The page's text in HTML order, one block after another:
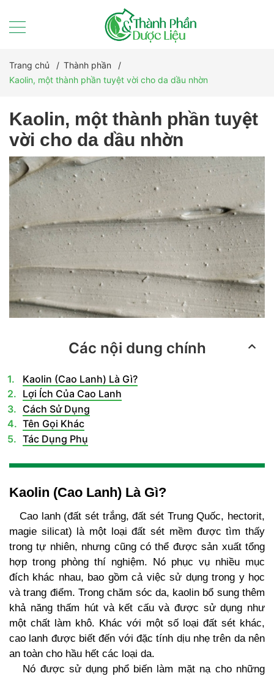
Trang chủ / Thành phần
/
Kaolin, một thành phần tuyệt vời cho da dầu nhờn
Kaolin, một thành phần tuyệt
vời cho da dầu nhờn
Các nội dung chính
Kaolin (Cao Lanh) Là Gì?
Lợi Ích Của Cao Lanh
Cách Sử Dụng
Tên Gọi Khác
Tác Dụng Phụ
Kaolin (Cao Lanh) Là Gì?
Cao lanh (đất sét trắng, đất sét Trung Quốc, hectorit,
magie silicat) là một loại đất sét mềm được tìm thấy
trong tự nhiên, nhưng cũng có thể được sản xuất tổng
hợp trong phòng thí nghiệm. Nó phục vụ nhiều mục
đích khác nhau, bao gồm cả việc sử dụng trong y học
và trang điểm. Trong chăm sóc da, kaolin bổ sung thêm
khả năng thấm hút và kết cấu và được sử dụng như
một chất làm khô. Khác với một số loại đất sét khác,
cao lanh được biết đến với đặc tính dịu nhẹ trên da nên
an toàn cho hầu hết các loại da.
Nó được sử dụng phổ biến làm mặt nạ cho những